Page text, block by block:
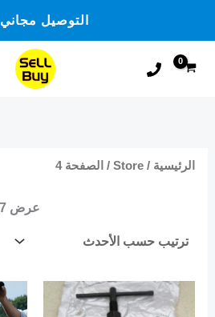
المحتوى
التوصيل مجاني
الرئيسية /
Store/ الصفحة 4
عرض 37–48 من أصل 76 نتيجة